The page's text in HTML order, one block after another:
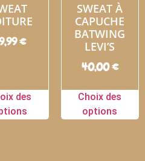
€
des
SWEAT À
CAPUCHE
BATWING
LEVI’S
40,00€
Choix des
options